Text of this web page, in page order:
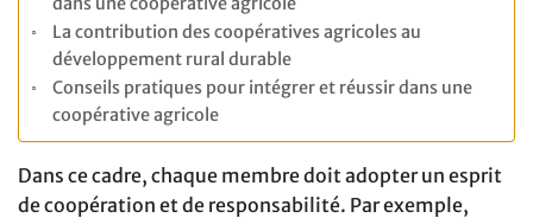
La contribution des coopératives agricoles au
développement rural durable
Conseils pratiques pour intégrer et réussir dans une
coopérative agricole
Dans ce cadre, chaque membre doit adopter un esprit
de coopération et de responsabilité. Par exemple,